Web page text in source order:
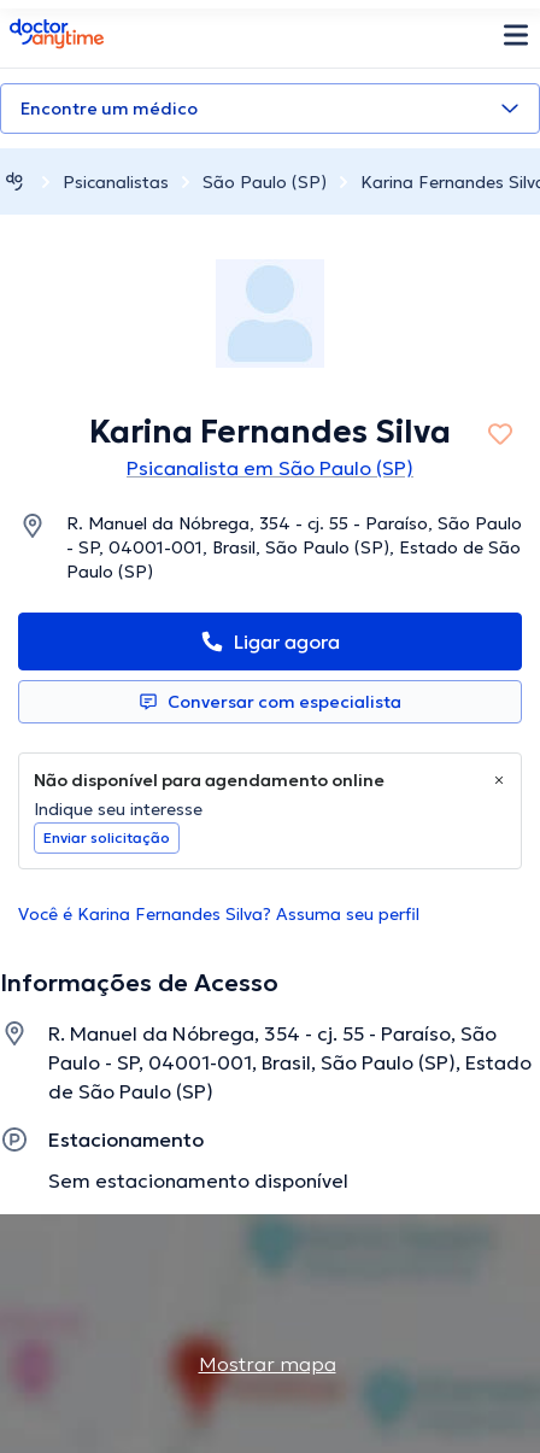
doctoranytime
Encontre um médico
Psicanalistas São Paulo (SP) Karina Fernandes
Karina Fernandes Silva
Psicanalista em São Paulo (SP)
R. Manuel da Nóbrega, 354 - cj. 55 - Paraíso, São Paulo
- SP, 04001-001, Brasil, São Paulo (SP), Estado de São
Paulo (SP)
Ligar agora
Conversar com especialista
Não disponível para agendamento online
Indique seu interesse
Enviar solicitação
Você é Karina Fernandes Silva? Assuma seu perfil
Informações de Acesso
R. Manuel da Nóbrega, 354 - cj. 55 - Paraíso, São
Paulo - SP, 04001-001, Brasil, São Paulo (SP), Estado
de São Paulo (SP)
Estacionamento
Sem estacionamento disponível
Mostrar mapa